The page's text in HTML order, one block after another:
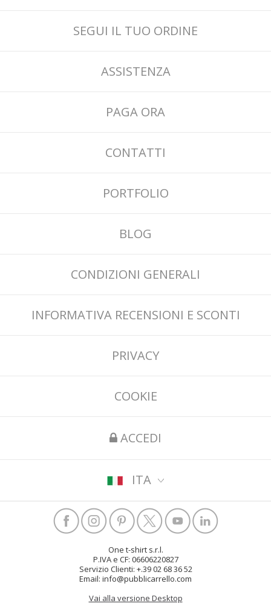
SEGUI IL TUO ORDINE
ASSISTENZA
PAGA ORA
CONTATTI
PORTFOLIO
BLOG
CONDIZIONI GENERALI
INFORMATIVA RECENSIONI E SCONTI
PRIVACY
COOKIE
ACCEDI
ITA
One t-shirt s.r.l.
P.IVA e CF: 06606220827
Servizio Clienti: +.39 02 68 36 52
Email: info@pubblicarrello.com
Vai alla versione Desktop